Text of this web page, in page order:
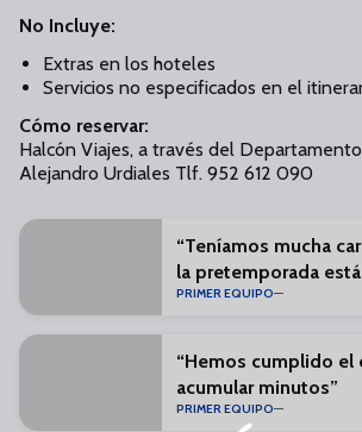
No Incluye:
Extras en los hoteles
Servicios no especificados en el
Cómo reservar:
Halcón Viajes, a través del
Alejandro Urdiales Tlf. 952 612 090
“Teníamos mucha
la pretemporada está
PRIMER EQUIPO
“Hemos cumplido
acumular minutos”
PRIMER EQUIPO